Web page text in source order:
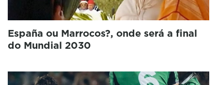
España ou Marrocos?, onde será a final
do Mundial 2030